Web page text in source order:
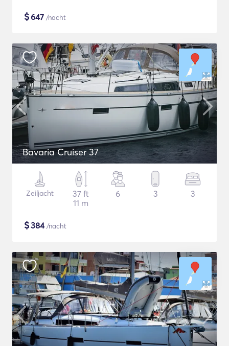
$647 /nacht
Bavaria Cruiser 37
Zeiljacht
37 ft
11 m
6 3 3
$384/nacht